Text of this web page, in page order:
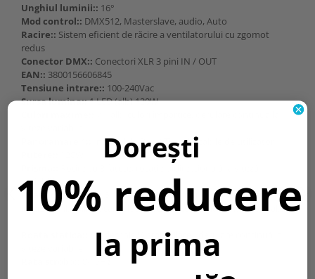
Unghiul luminii:: 16°
Mod control:: DMX512, Masterslave, audio, Auto
Racire:: Sistem eficient de răcire a ventilatorului cu zgomot
redus
Conector DMX:: Conectori XLR 3 pini IN / OUT
EAN:: 3800156606845
Tensiune intrare:: 100-240Vac
Sursa lumina::1 LED (alb) 120W
Intervalele Pan / Tilt selectabile de utilizator
variabilăs
Roata de rotatie::
6 + deschis (5 aluminiu + 1 sticlă), rotativ,
interschimbabil, blocare slot, derulare continuă la viteze variabile
8 + deschis (8 ștampilate), derulare continuă la
Dorești
10% reducere
la prima